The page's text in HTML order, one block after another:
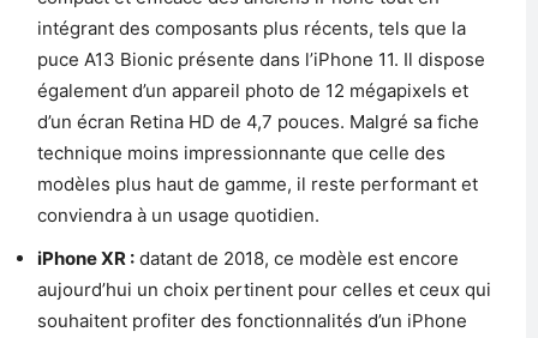
intégrant des composants plus récents, tels que la
puce A13 Bionic présente dans l’iPhone 11. Il dispose
également d’un appareil photo de 12 mégapixels et
d’un écran Retina HD de 4,7 pouces. Malgré sa fiche
technique moins impressionnante que celle des
modèles plus haut de gamme, il reste performant et
conviendra à un usage quotidien.
iPhone XR : datant de 2018, ce modèle est encore
aujourd’hui un choix pertinent pour celles et ceux qui
souhaitent profiter des fonctionnalités d’un iPhone